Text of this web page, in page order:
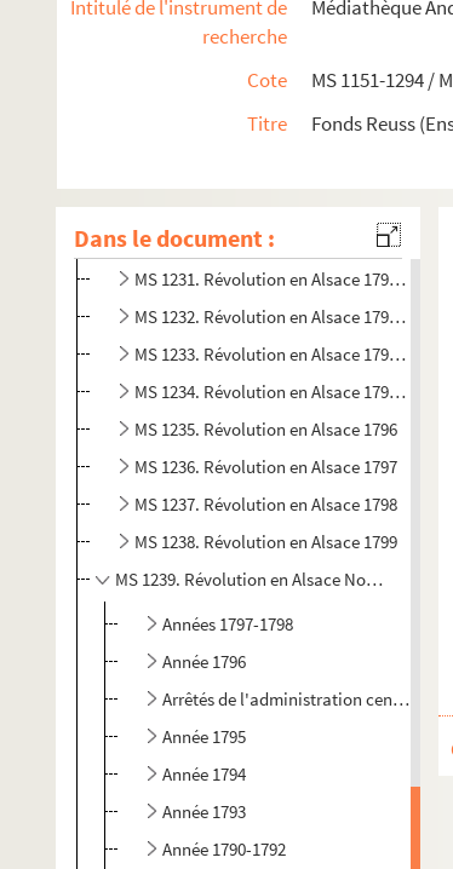
Intitulé de l'instrument de
recherche
Médiathèque
Cote
MS 1151-1294 /
Titre
Fonds Reuss
Dans le document :
MS 1224. Révolution en Alsace 1792 (2)
MS 1226. Révolution en Alsace 192 (4)
MS 1227. Révolution en Alsace 1793 (1)
MS 1229. Révolution en Alsace 1793 (3)
MS 1230. Révolution en Alsace 1794 (1)
MS 1231. Révolution en Alsace 1794 (2)
MS 1232. Révolution en Alsace 1794 (3)
MS 1233. Révolution en Alsace 1795 (1)
MS 1234. Révolution en Alsace 1795 (2)
MS 1235. Révolution en Alsace 1796
MS 1236. Révolution en Alsace 1797
MS 1237. Révolution en Alsace 1798
MS 1238. Révolution en Alsace 1799
MS 1239. Révolution en Alsace Notes sur
Années 1797-1798
Année 1796
Arrêtés de l'administration centrale
Année 1795
Année 1794
Année 1793
Année 1790-1792